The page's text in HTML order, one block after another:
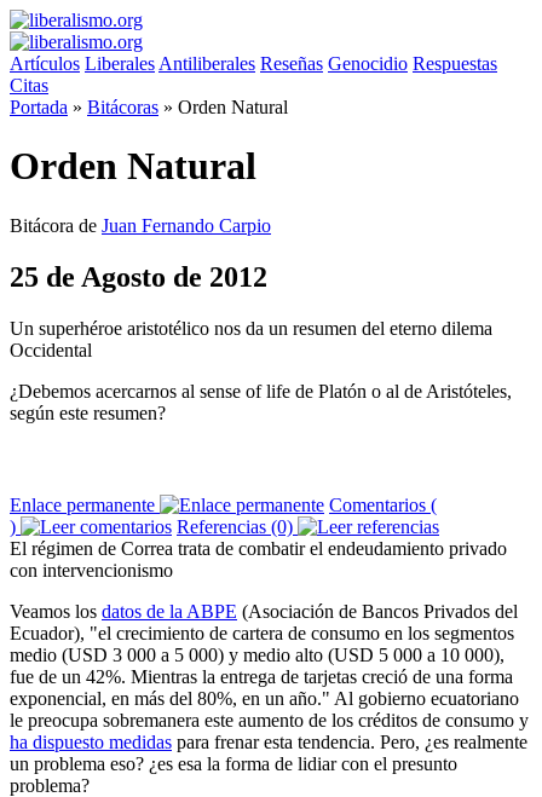
Artículos Liberales Antiliberales Reseñas Genocidio Respuestas
Citas
Portada » Bitácoras » Orden Natural
Orden Natural
Bitácora de Juan Fernando Carpio
25 de Agosto de 2012
Un superhéroe aristotélico nos da un resumen del eterno dilema
Occidental
¿Debemos acercarnos al sense of life de Platón o al de Aristóteles,
según este resumen?
Enlace permanente
Comentarios (
)
Referencias (0)
El régimen de Correa trata de combatir el endeudamiento privado
con intervencionismo
Veamos los datos de la ABPE (Asociación de Bancos Privados del
Ecuador), "el crecimiento de cartera de consumo en los segmentos
medio (USD 3 000 a 5 000) y medio alto (USD 5 000 a 10 000),
fue de un 42%. Mientras la entrega de tarjetas creció de una forma
exponencial, en más del 80%, en un año." Al gobierno ecuatoriano
le preocupa sobremanera este aumento de los créditos de consumo y
ha dispuesto medidas para frenar esta tendencia. Pero, ¿es realmente
un problema eso? ¿es esa la forma de lidiar con el presunto
problema?